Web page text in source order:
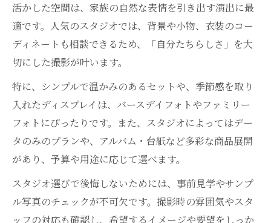
活かした空間は、家族の自然な表情を引き出す演出に最
適です。人気のスタジオでは、背景や小物、衣装のコー
ディネートも相談できるため、「自分たちらしさ」を大
切にした撮影が叶います。
特に、シンプルで温かみのあるセットや、季節感を取り
入れたディスプレイは、バースデイフォトやファミリー
フォトにぴったりです。また、スタジオによってはデー
タのみのプランや、アルバム・台紙など多彩な商品展開
があり、予算や用途に応じて選べます。
スタジオ選びで後悔しないためには、事前見学やサンプ
ル写真のチェックが不可欠です。撮影時の雰囲気やスタ
ッフの対応も確認し、希望するイメージや要望をしっか